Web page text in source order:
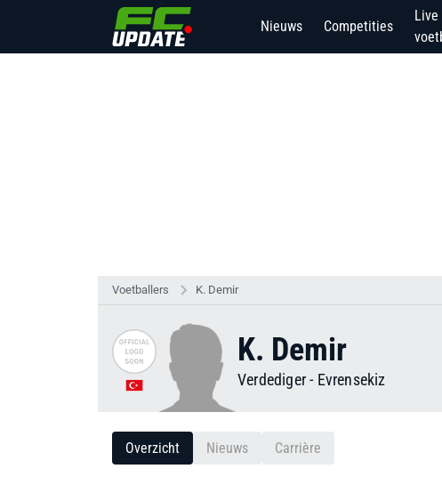
Nieuws Competities
Live
Voetballers K. Demir
K. Demir
Verdediger- Evrensekiz
Overzicht Nieuws Carrière